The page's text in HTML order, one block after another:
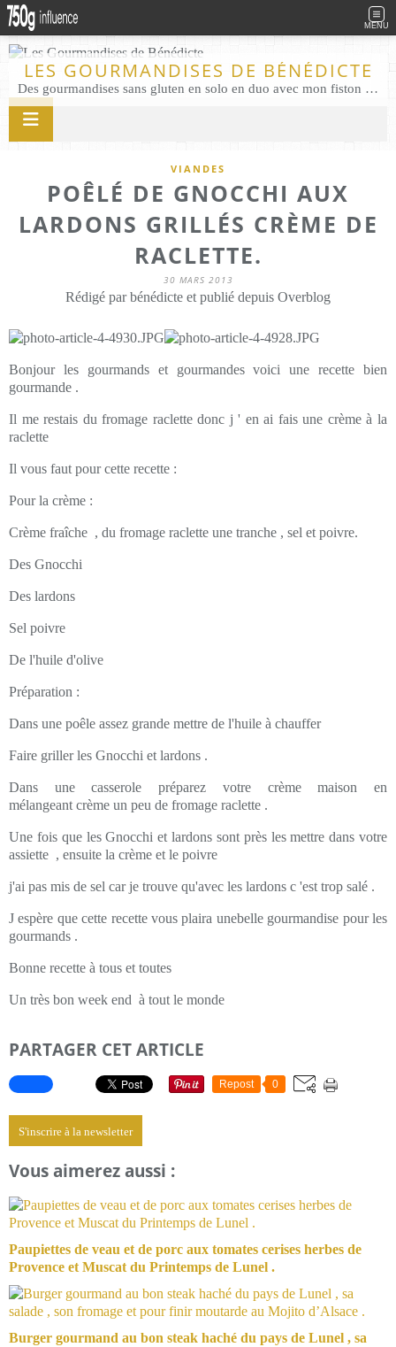
MENU
LES GOURMANDISES DE BÉNÉDICTE
Des gourmandises sans gluten en solo en duo avec mon fiston . Salé comme Sucré sans gluten éco responsable Les Gourmandises de Bénédicte gâteau produits locaux
VIANDES
POÊLÉ DE GNOCCHI AUX
LARDONS GRILLÉS CRÈME DE
RACLETTE.
30 MARS 2013
Rédigé par bénédicte et publié depuis Overblog
Bonjour les gourmands et gourmandes voici une recette bien
gourmande .
Il me restais du fromage raclette donc j ' en ai fais une crème à la
raclette
Il vous faut pour cette recette :
Pour la crème :
Crème fraîche , du fromage raclette une tranche , sel et poivre.
Des Gnocchi
Des lardons
Sel poivre
De l'huile d'olive
Préparation :
Dans une poêle assez grande mettre de l'huile à chauffer
Faire griller les Gnocchi et lardons .
Dans une casserole préparez votre crème maison en
mélangeant crème un peu de fromage raclette .
Une fois que les Gnocchi et lardons sont près les mettre dans votre
assiette , ensuite la crème et le poivre
j'ai pas mis de sel car je trouve qu'avec les lardons c 'est trop salé .
J espère que cette recette vous plaira unebelle gourmandise pour les
gourmands .
Bonne recette à tous et toutes
Un très bon week end à tout le monde
PARTAGER CET ARTICLE
Repost 0
S'inscrire à la newsletter
Vous aimerez aussi :
Paupiettes de veau et de porc aux tomates cerises herbes de
Provence et Muscat du Printemps de Lunel .
Burger gourmand au bon steak haché du pays de Lunel , sa